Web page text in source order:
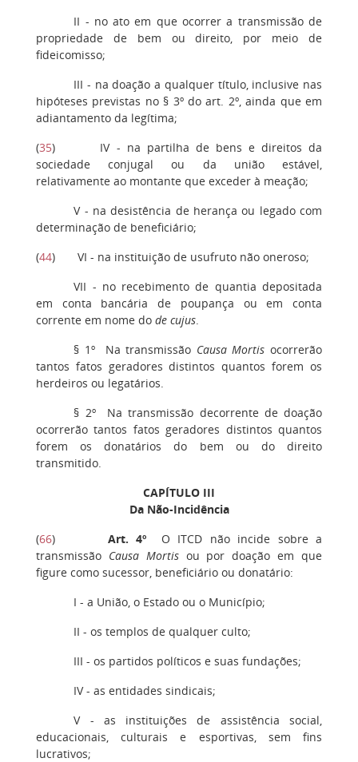
II - no ato em que ocorrer a transmissão de
propriedade de bem ou direito, por meio de
fideicomisso;
III - na doação a qualquer título, inclusive nas
hipóteses previstas no § 3º do art. 2º, ainda que em
adiantamento da legítima;
(35) IV - na partilha de bens e direitos da
sociedade conjugal ou da união estável,
relativamente ao montante que exceder à meação;
V - na desistência de herança ou legado com
determinação de beneficiário;
(44) VI - na instituição de usufruto não oneroso;
VII - no recebimento de quantia depositada
em conta bancária de poupança ou em conta
corrente em nome do de cujus.
§ 1º Na transmissão Causa Mortisocorrerão
tantos fatos geradores distintos quantos forem os
herdeiros ou legatários.
§ 2º Na transmissão decorrente de doação
ocorrerão tantos fatos geradores distintos quantos
forem os donatários do bem ou do direito
transmitido.
CAPÍTULO III
Da Não-Incidência
(66) Art. 4º O ITCD não incide sobre a
transmissão Causa Mortis ou por doação em que
figure como sucessor, beneficiário ou donatário:
I - a União, o Estado ou o Município;
II - os templos de qualquer culto;
III - os partidos políticos e suas fundações;
IV - as entidades sindicais;
V - as instituições de assistência social,
educacionais, culturais e esportivas, sem fins
lucrativos;